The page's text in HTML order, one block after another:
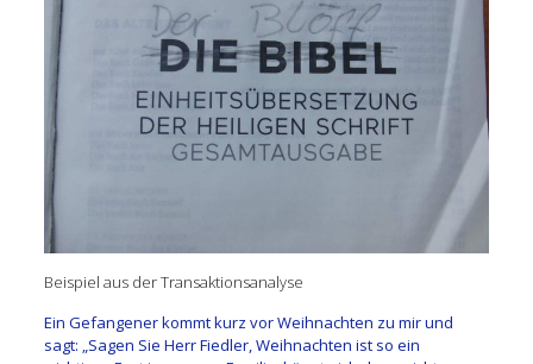
Beispiel aus der Transaktionsanalyse
Ein Gefangener kommt kurz vor Weihnachten zu mir und
sagt: „Sagen Sie Herr Fiedler, Weihnachten ist so ein